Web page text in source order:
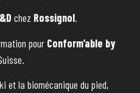
chez Rossignol.
pour Conform’able by
et la biomécanique du pied,